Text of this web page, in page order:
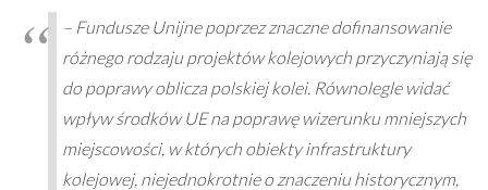
– Fundusze Unijne poprzez znaczne dofinansowanie
różnego rodzaju projektów kolejowych przyczyniają się
do poprawy oblicza polskiej kolei. Równolegle widać
wpływ środków UE na poprawę wizerunku mniejszych
miejscowości, w których obiekty infrastruktury
kolejowej, niejednokrotnie o znaczeniu historycznym,